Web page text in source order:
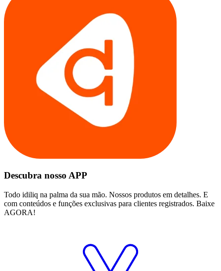
Descubra nosso APP
Todo idiliq na palma da sua mão. Nossos produtos em detalhes. E
com conteúdos e funções exclusivas para clientes registrados. Baixe
AGORA!